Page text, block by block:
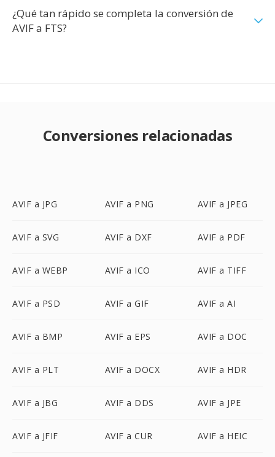
¿Qué tan rápido se completa la conversión de
AVIF a FTS?
Conversiones relacionadas
AVIF a JPG AVIF a PNG AVIF a JPEG
AVIF a SVG AVIF a DXF AVIF a PDF
AVIF a WEBP AVIF a ICO AVIF a TIFF
AVIF a PSD AVIF a GIF AVIF a AI
AVIF a BMP AVIF a EPS AVIF a DOC
AVIF a PLT AVIF a DOCX AVIF a HDR
AVIF a JBG AVIF a DDS AVIF a JPE
AVIF a JFIF AVIF a CUR AVIF a HEIC